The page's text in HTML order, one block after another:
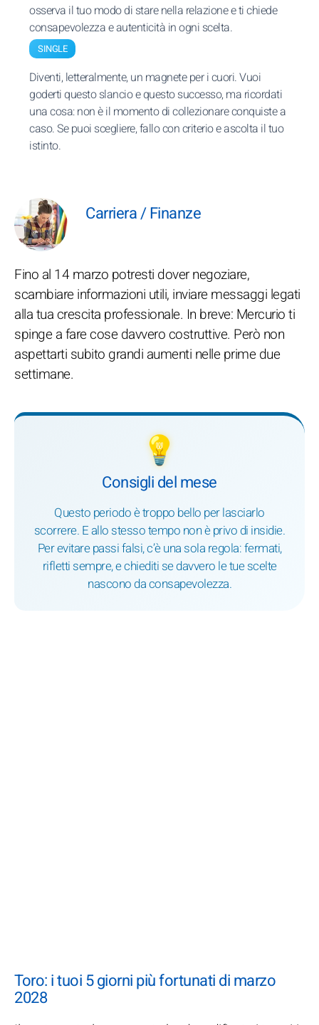
osserva il tuo modo di stare nella relazione e ti chiede
consapevolezza e autenticità in ogni scelta.
SINGLE
Diventi, letteralmente, un magnete per i cuori. Vuoi
goderti questo slancio e questo successo, ma ricordati
una cosa: non è il momento di collezionare conquiste a
caso. Se puoi scegliere, fallo con criterio e ascolta il tuo
istinto.
Carriera / Finanze
Fino al 14 marzo potresti dover negoziare,
scambiare informazioni utili, inviare messaggi legati
alla tua crescita professionale. In breve: Mercurio ti
spinge a fare cose davvero costruttive. Però non
aspettarti subito grandi aumenti nelle prime due
settimane.
💡
Consigli del mese
Questo periodo è troppo bello per lasciarlo
scorrere. E allo stesso tempo non è privo di insidie.
Per evitare passi falsi, c’è una sola regola: fermati,
rifletti sempre, e chiediti se davvero le tue scelte
nascono da consapevolezza.
Toro: i tuoi 5 giorni più fortunati di marzo
2028